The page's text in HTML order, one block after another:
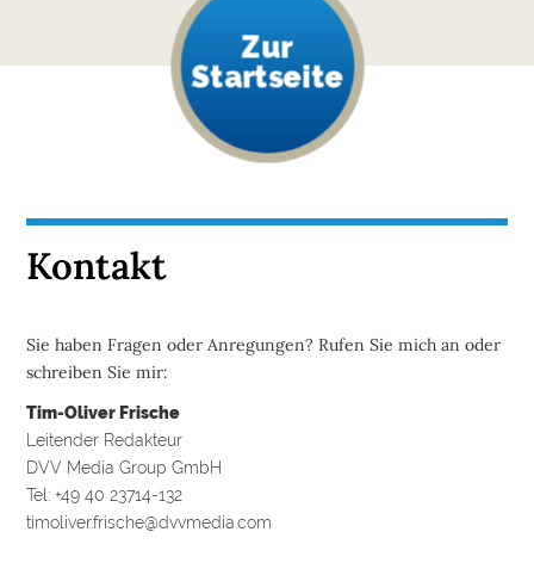
Zur
Startseite
Kontakt
Sie haben Fragen oder Anregungen? Rufen Sie mich an oder
schreiben Sie mir:
Tim-Oliver Frische
Leitender Redakteur
DVV Media Group GmbH
Tel: +49 40 23714-132
timoliver.frische@dvvmedia.com